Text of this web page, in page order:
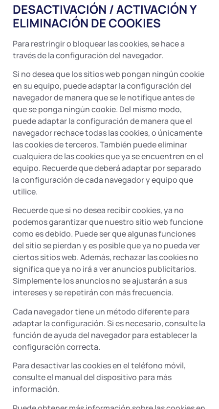
DESACTIVACIÓN / ACTIVACIÓN Y
ELIMINACIÓN DE COOKIES
Para restringir o bloquear las cookies, se hace a
través de la configuración del navegador.
Si no desea que los sitios web pongan ningún cookie
en su equipo, puede adaptar la configuración del
navegador de manera que se le notifique antes de
que se ponga ningún cookie. Del mismo modo,
puede adaptar la configuración de manera que el
navegador rechace todas las cookies, o únicamente
las cookies de terceros. También puede eliminar
cualquiera de las cookies que ya se encuentren en el
equipo. Recuerde que deberá adaptar por separado
la configuración de cada navegador y equipo que
utilice.
Recuerde que si no desea recibir cookies, ya no
podemos garantizar que nuestro sitio web funcione
como es debido. Puede ser que algunas funciones
del sitio se pierdan y es posible que ya no pueda ver
ciertos sitios web. Además, rechazar las cookies no
significa que ya no irá a ver anuncios publicitarios.
Simplemente los anuncios no se ajustarán a sus
intereses y se repetirán con más frecuencia.
Cada navegador tiene un método diferente para
adaptar la configuración. Si es necesario, consulte la
función de ayuda del navegador para establecer la
configuración correcta.
Para desactivar las cookies en el teléfono móvil,
consulte el manual del dispositivo para más
información.